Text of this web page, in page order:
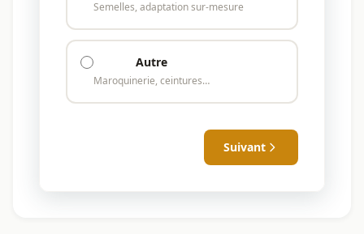
Semelles, adaptation sur-mesure
Autre
Maroquinerie, ceintures…
Suivant